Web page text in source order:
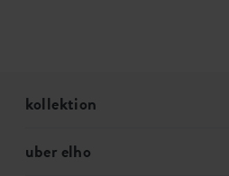
kollektion
uber elho